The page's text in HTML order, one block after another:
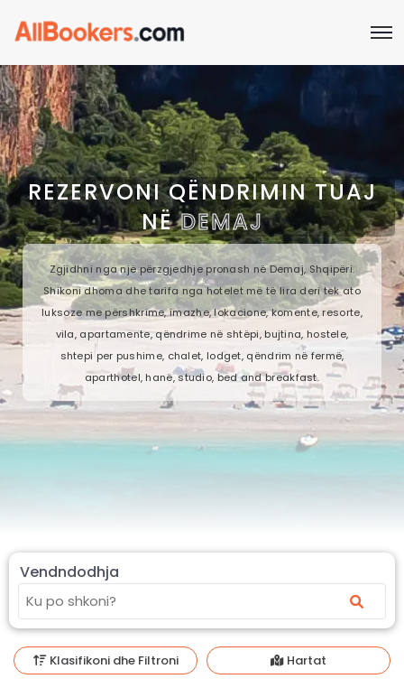
REZERVONI QËNDRIMIN TUAJ
NËDEMAJ
Zgjidhni nga një përzgjedhje pronash në Demaj, Shqipëri.
Shikoni dhoma dhe tarifa nga hotelet më të lira deri tek ato
luksoze me përshkrime, imazhe, lokacione, komente, resorte,
vila, apartamente, qëndrime në shtëpi, bujtina, hostele,
shtepi per pushime, chalet, lodget, qëndrim në fermë,
aparthotel, hanë, studio, bed and breakfast.
Vendndodhja
Klasifikoni dhe Filtroni Hartat